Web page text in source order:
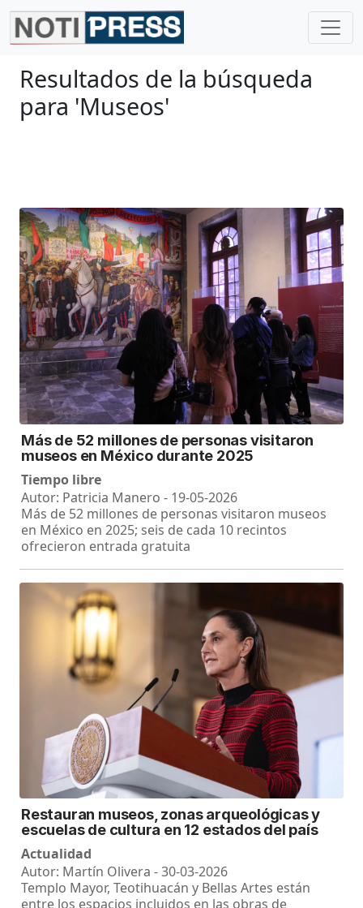
Resultados de la búsqueda
para 'Museos'
Más de 52 millones de personas visitaron
museos en México durante 2025
Tiempo libre
Autor: Patricia Manero - 19-05-2026
Más de 52 millones de personas visitaron museos
en México en 2025; seis de cada 10 recintos
ofrecieron entrada gratuita
Restauran museos, zonas arqueológicas y
escuelas de cultura en 12 estados del país
Actualidad
Autor: Martín Olivera - 30-03-2026
Templo Mayor, Teotihuacán y Bellas Artes están
entre los espacios incluidos en las obras de